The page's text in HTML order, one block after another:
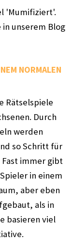
'Mumifiziert'.
NORMALEN
Rätselspiele
Durch
werden
so Schritt für
immer gibt
in einem
aber eben
als in
basieren viel